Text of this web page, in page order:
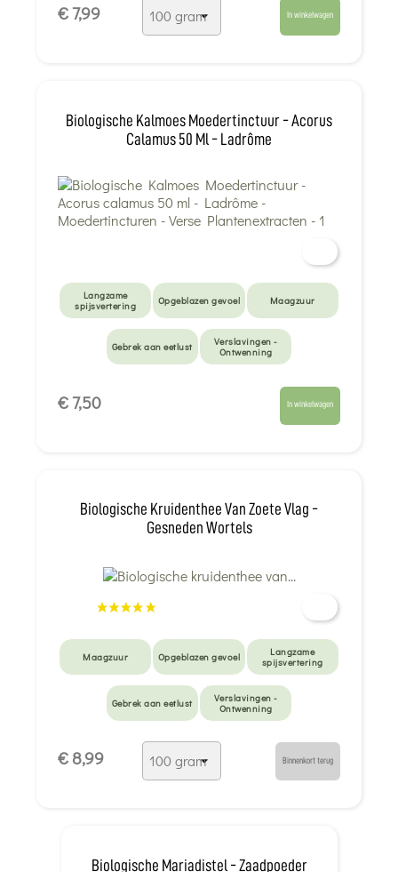
€ 7,99 In winkelwagen
Biologische Kalmoes Moedertinctuur - Acorus
Calamus 50 Ml - Ladrôme
Langzame
spijsvertering
Opgeblazen gevoel Maagzuur
Gebrek aan eetlust
Verslavingen -
Ontwenning
€ 7,50 In winkelwagen
Biologische Kruidenthee Van Zoete Vlag -
Gesneden Wortels
Maagzuur Opgeblazen gevoel
Langzame
spijsvertering
Gebrek aan eetlust
Verslavingen -
Ontwenning
€ 8,99 Binnenkort terug
Biologische Mariadistel - Zaadpoeder